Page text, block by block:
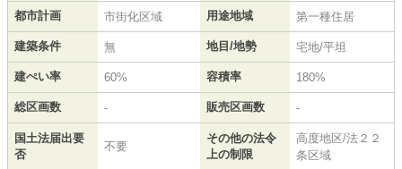
都市計画 市街化区域 用途地域 第一種住居
建築条件 無 地目/地勢 宅地/平坦
建ぺい率 60% 容積率 180%
総区画数 - 販売区画数 -
国土法届出要
否
不要
その他の法令
上の制限
高度地区/法２２
条区域